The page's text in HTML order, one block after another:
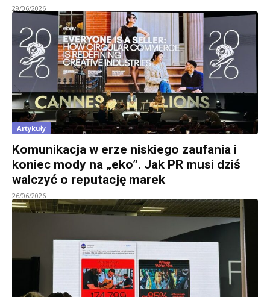
29/06/2026
Artykuły
Komunikacja w erze niskiego zaufania i
koniec mody na „eko”. Jak PR musi dziś
walczyć o reputację marek
26/06/2026